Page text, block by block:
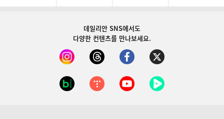
데일리안 SNS에서도
다양한 컨텐츠를 만나보세요.